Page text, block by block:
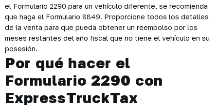
el Formulario 2290 para un vehículo diferente, se recomienda
que haga el Formulario 8849. Proporcione todos los detalles
de la venta para que pueda obtener un reembolso por los
meses restantes del año fiscal que no tiene el vehículo en su
posesión.
Por qué hacer el
Formulario 2290 con
ExpressTruckTax